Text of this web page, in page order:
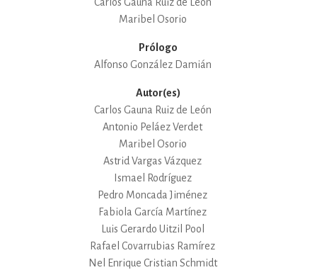
Maribel Osorio
Prólogo
Alfonso González Damián
Autor(es)
Carlos Gauna Ruiz de León
Antonio Peláez Verdet
Maribel Osorio
Astrid Vargas Vázquez
Ismael Rodríguez
Pedro Moncada Jiménez
Fabiola García Martínez
Luis Gerardo Uitzil Pool
Rafael Covarrubias Ramírez
Nel Enrique Cristian Schmidt